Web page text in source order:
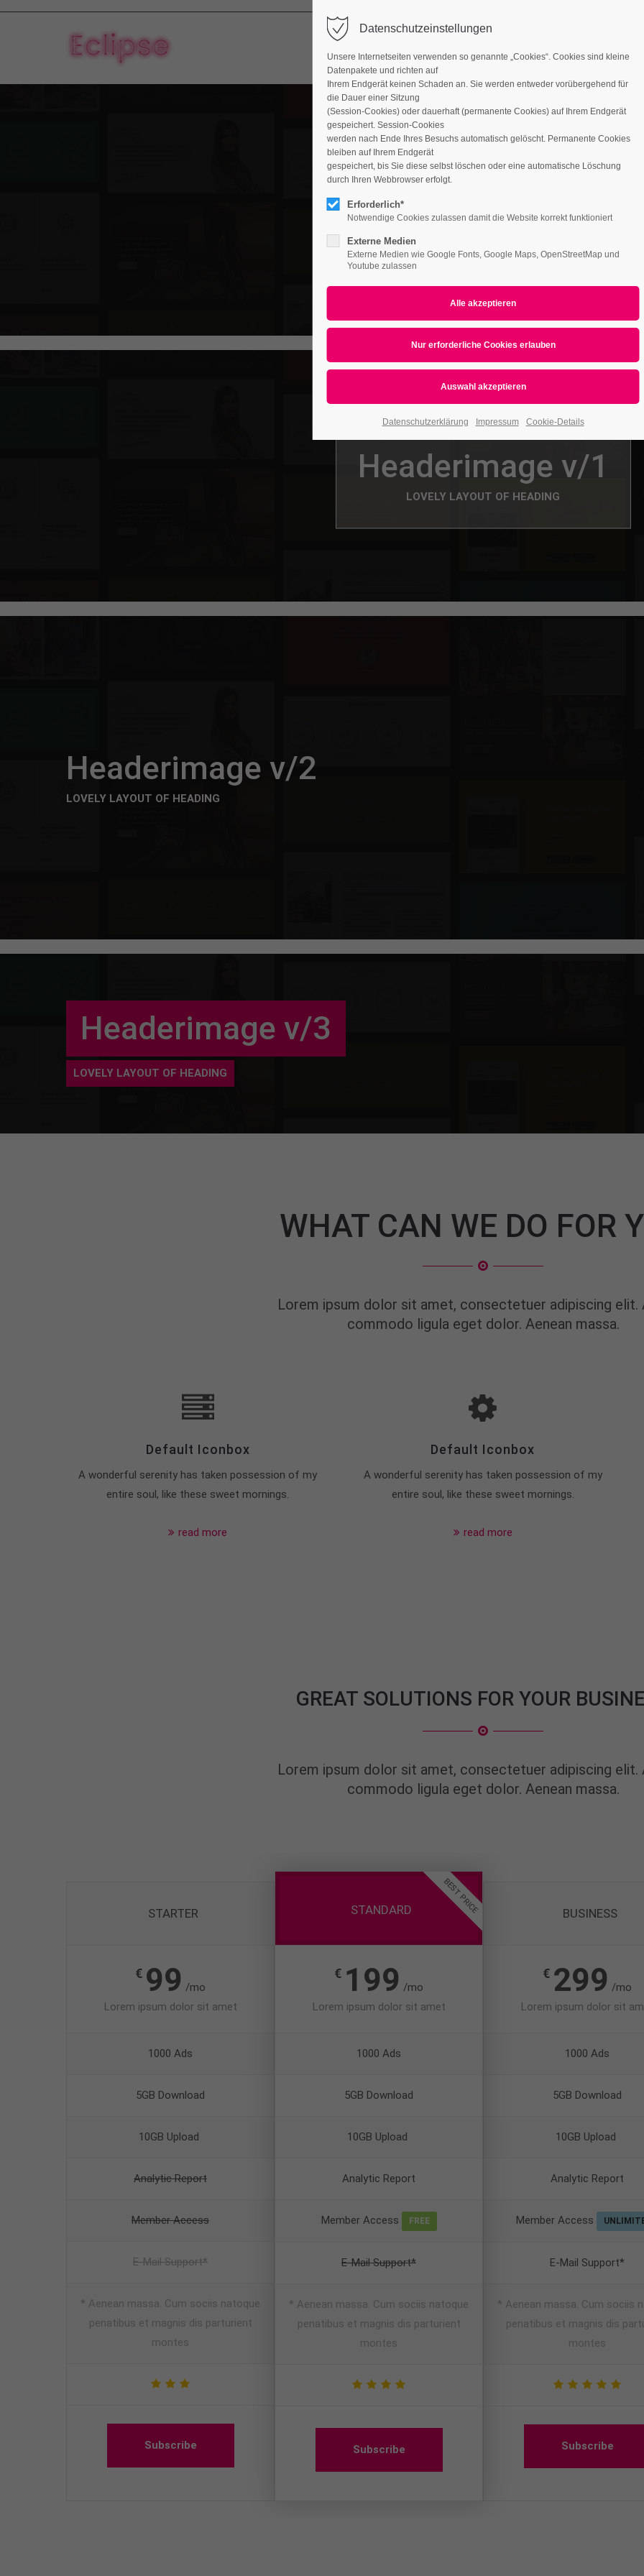
Headerimage
Headerimage v/1
LOVELY LAYOUT OF HEADING
Headerimage v/2
LOVELY LAYOUT OF HEADING
Headerimage v/3
LOVELY LAYOUT OF HEADING
WHAT CAN WE DO FOR
Lorem ipsum dolor sit amet, consectetuer adipiscing elit.
commodo ligula eget dolor. Aenean massa.
Default Iconbox
A wonderful serenity has taken possession of my
entire soul, like these sweet mornings.
read more
Default Iconbox
A wonderful serenity has taken possession of my
entire soul, like these sweet mornings.
read more
GREAT SOLUTIONS FOR YOUR
Lorem ipsum dolor sit amet, consectetuer adipiscing elit.
commodo ligula eget dolor. Aenean massa.
STARTER
€ 99 /mo
Lorem ipsum dolor sit amet
1000 Ads
5GB Download
10GB Upload
Analytic Report
Member Access
E-Mail Support*
* Aenean massa. Cum sociis natoque
penatibus et magnis dis parturient
montes
Subscribe
STANDARD
€ 199 /mo
Lorem ipsum dolor sit amet
1000 Ads
5GB Download
10GB Upload
Analytic Report
Member Access FREE
E-Mail Support*
* Aenean massa. Cum sociis natoque
penatibus et magnis dis parturient
montes
Subscribe
BEST PRICE BUSINESS
€ 299 /mo
Lorem ipsum dolor sit
1000 Ads
5GB Download
10GB Upload
Analytic Report
Member Access
E-Mail Support*
* Aenean massa. Cum sociis
penatibus et magnis dis
montes
Subscribe
Datenschutzeinstellungen
Unsere Internetseiten verwenden so genannte „Cookies“. Cookies sind kleine
Datenpakete und richten auf
Ihrem Endgerät keinen Schaden an. Sie werden entweder vorübergehend für
die Dauer einer Sitzung
(Session-Cookies) oder dauerhaft (permanente Cookies) auf Ihrem Endgerät
gespeichert. Session-Cookies
werden nach Ende Ihres Besuchs automatisch gelöscht. Permanente Cookies
bleiben auf Ihrem Endgerät
gespeichert, bis Sie diese selbst löschen oder eine automatische Löschung
durch Ihren Webbrowser erfolgt.
Erforderlich*
Notwendige Cookies zulassen damit die Website korrekt funktioniert
Externe Medien
Externe Medien wie Google Fonts, Google Maps, OpenStreetMap und
Youtube zulassen
Datenschutzerklärung Impressum Cookie-Details